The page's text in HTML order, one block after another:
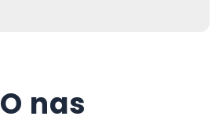
O nas